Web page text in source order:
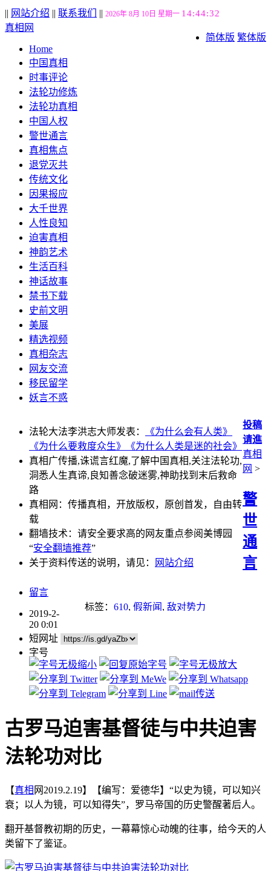
|| 网站介绍 || 联系我们 || 2026年 8月 10日 星期一 14:44:32
简体版 繁体版
真相网
Home
中国真相
时事评论
法轮功修炼
法轮功真相
中国人权
警世通言
真相焦点
退党灭共
传统文化
因果报应
大千世界
人性良知
迫害真相
神韵艺术
生活百科
神话故事
禁书下载
史前文明
美展
精选视频
真相杂志
网友交流
移民留学
妖言不惑
法轮大法李洪志大师发表：
《为什么会有人类》
《为什么要救度众生》
《为什么人类是迷的社会》
真相广传播,诛谎言红魔,了解中国真相,关注法轮功,
洞悉人生真谛,良知善念破迷雾,神助找到末后救命
路
真相网：传播真相，开放版权，原创首发，自由转
载
翻墙技术：请安全要求高的网友重点参阅美博园
“安全翻墙推荐”
关于资料传送的说明，请见：
网站介绍
投稿
请進
真相
网 >
警
世
通
言
留言
标签： 610, 假新闻 , 敌对势力
2019-2-
20 0:01
短网址
字号
古罗马迫害基督徒与中共迫害
法轮功对比
【真相 网2019.2.19】【编写：爱德华】“以史为镜，可以知兴
衰；以人为镜，可以知得失”，罗马帝国的历史警醒著后人。
翻开基督教初期的历史，一幕幕惊心动魄的往事，给今天的人
类留下了鉴证。